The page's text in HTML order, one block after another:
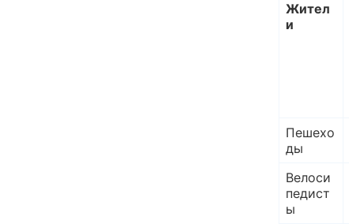
Жител
и
Пешехо
ды
Велоси
педист
ы